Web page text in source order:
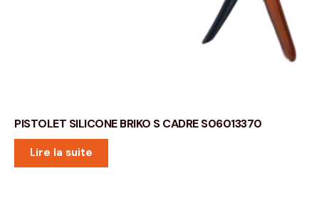
PISTOLET SILICONE BRIKO S CADRE S06013370
Lire la suite